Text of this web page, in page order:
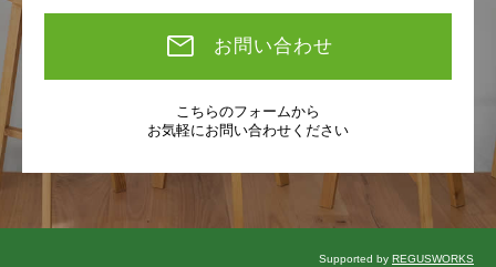
お問い合わせ
こちらのフォームから
お気軽にお問い合わせください
Supported by REGUSWORKS